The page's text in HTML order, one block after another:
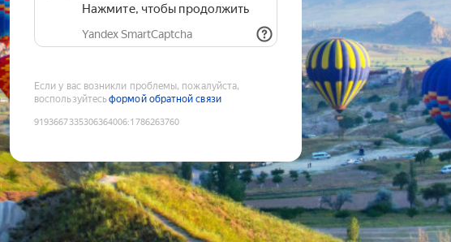
Нажмите, чтобы продолжить
Yandex SmartCaptcha
Если у вас возникли проблемы, пожалуйста,
воспользуйтесьформой обратной связи
9193667335306364006:1786263760